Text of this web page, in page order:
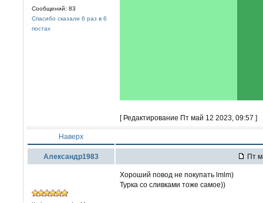
Сообщений: 83
Спасибо сказали 6 раз в 6
постах
[ Редактирование Пт май 12 2023, 09:57 ]
Наверх
Александр1983 Пт
Хороший повод не покупать lmlm)
Турка со сливками тоже самое))